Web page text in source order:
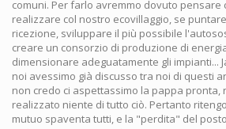
comuni. Per farlo avremmo dovuto pensare
realizzare col nostro ecovillaggio, se
ricezione, sviluppare il più possibile
creare un consorzio di produzione di
dimensionare adeguatamente gli impianti...
noi avessimo già discusso tra noi di questi
non credo ci aspettassimo la pappa pronta,
realizzato niente di tutto ciò. Pertanto
mutuo spaventa tutti, e la "perdita" del